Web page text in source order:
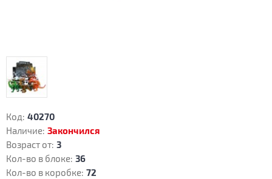
Код: 40270
Наличие: Закончился
Возраст от: 3
Кол-во в блоке: 36
Кол-во в коробке: 72